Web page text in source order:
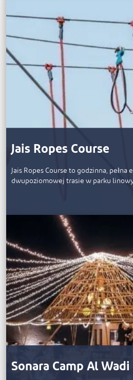
Jais Ropes Course
Jais Ropes Course to godzinna,
dwupoziomowej trasie w parku
Sonara Camp Al Wadi